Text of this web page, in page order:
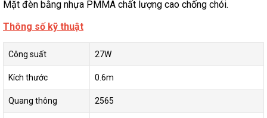
Mặt đèn bằng nhựa PMMA chất lượng cao chống chói.
Thông số kỹ thuật
Công suất 27W
Kích thước 0.6m
Quang thông 2565